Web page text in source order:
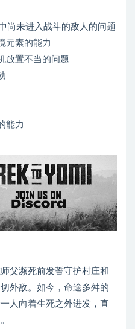
尚未进入战斗的敌人的问题
元素的能力
放置不当的问题
能力
父濒死前发誓守护村庄和
外敌。如今，命途多舛的
人向着生死之外进发，直